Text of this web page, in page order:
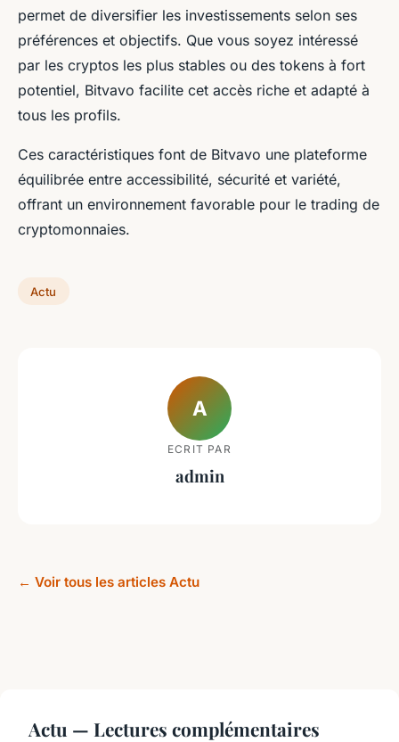
permet de diversifier les investissements selon ses
préférences et objectifs. Que vous soyez intéressé
par les cryptos les plus stables ou des tokens à fort
potentiel, Bitvavo facilite cet accès riche et adapté à
tous les profils.
Ces caractéristiques font de Bitvavo une plateforme
équilibrée entre accessibilité, sécurité et variété,
offrant un environnement favorable pour le trading de
cryptomonnaies.
Actu
A
ECRIT PAR
admin
← Voir tous les articles Actu
Actu — Lectures complémentaires